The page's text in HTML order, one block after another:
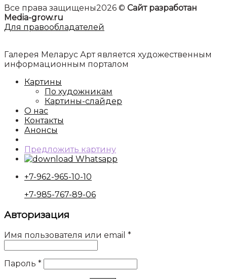
Все права защищены2026 © Сайт разработан
Media-grow.ru
Для правообладателей
Галерея Меларус Арт является художественным
информационным порталом
Картины
По художникам
Картины-слайдер
О нас
Контакты
Анонсы
Предложить картину
Whatsapp
+7-962-965-10-10
+7-985-767-89-06
Авторизация
Имя пользователя или email *
Пароль *